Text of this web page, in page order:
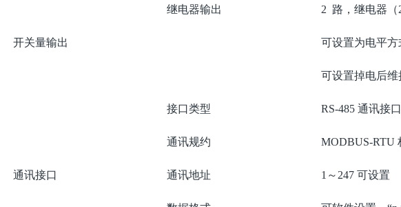
开关量输出
继电器输出 2 路，继电器（
可设置为电平方
可设置掉电后
通讯接口
接口类型 RS-485 通讯接口
通讯规约 MODBUS-RTU
通讯地址 1～247 可设置